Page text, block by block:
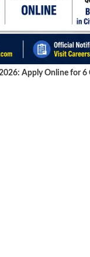
Apply Online for 6